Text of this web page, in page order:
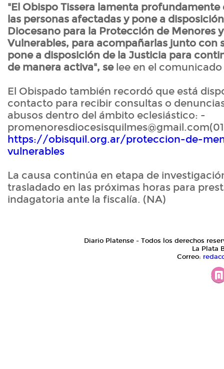
"El Obispo Tissera lamenta
las personas afectadas y pone a
Diocesano para la Protección de Menores
Vulnerables, para acompañarlas junto con
pone a disposición de la Justicia para
de manera activa", selee en el
El Obispado también recordó que está
contacto para recibir consultas o
abusos dentro del ámbito eclesiástico: -
https://obisquil.org.ar/proteccion-de-
vulnerables
La causa continúa en etapa de
trasladado en las próximas horas para
indagatoria ante la fiscalía. (NA)
Diario Platense - Todos los derechos
La Plata
Correo: